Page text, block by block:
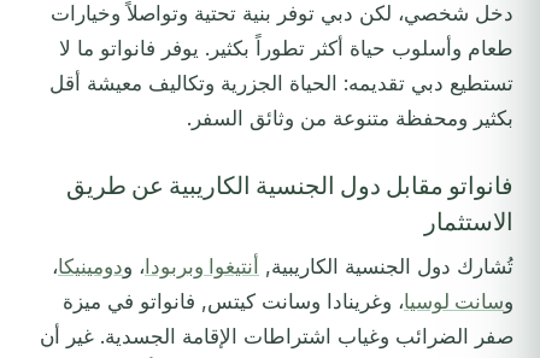
دخل شخصي، لكن دبي توفر بنية تحتية وتواصلاً وخيارات
طعام وأسلوب حياة أكثر تطوراً بكثير. يوفر فانواتو ما لا
تستطيع دبي تقديمه: الحياة الجزرية وتكاليف معيشة أقل
بكثير ومحفظة متنوعة من وثائق السفر.
فانواتو مقابل دول الجنسية الكاريبية عن طريق
الاستثمار
تُشارك دول الجنسية الكاريبية, أنتيغوا وبربودا ، ودومينيكا،
وسانت لوسيا، وغرينادا وسانت كيتس, فانواتو في ميزة
صفر الضرائب وغياب اشتراطات الإقامة الجسدية. غير أن